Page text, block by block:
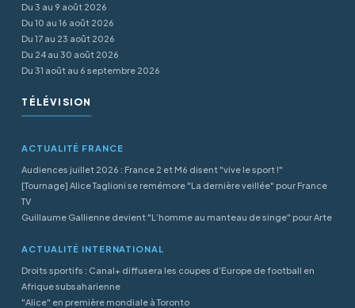
Du 3 au 9 août 2026
Du 10 au 16 août 2026
Du 17 au 23 août 2026
Du 24 au 30 août 2026
Du 31 août au 6 septembre 2026
TÉLÉVISION
ACTUALITÉ FRANCE
Audiences juillet 2026 : France 2 et M6 disent "vive le sport !"
[Tournage] Alice Taglioni se remémore "La dernière veillée" pour France
TV
Guillaume Gallienne devient "L’homme au manteau de singe" pour Arte
ACTUALITÉ INTERNATIONAL
Droits sportifs : Canal+ diffusera les coupes d’Europe de football en
Afrique subsaharienne
"Alice" en première mondiale à Toronto